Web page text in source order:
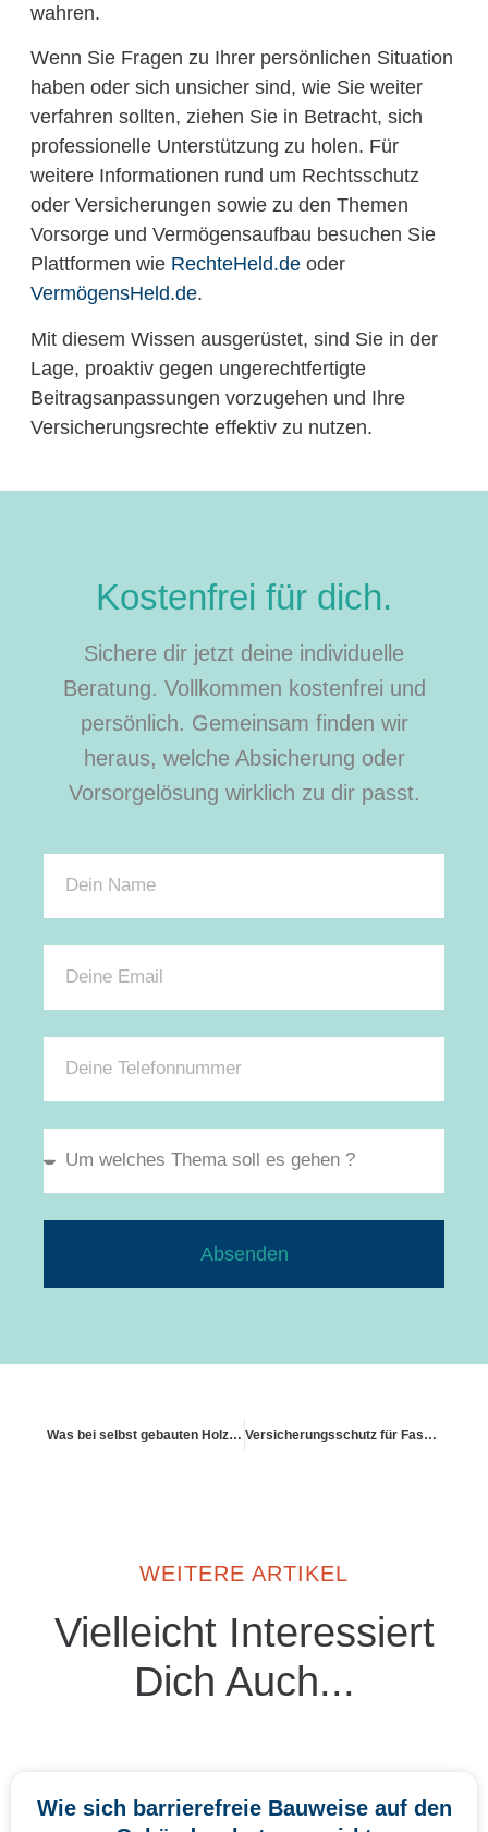
wahren.
Wenn Sie Fragen zu Ihrer persönlichen Situation
haben oder sich unsicher sind, wie Sie weiter
verfahren sollten, ziehen Sie in Betracht, sich
professionelle Unterstützung zu holen. Für
weitere Informationen rund um Rechtsschutz
oder Versicherungen sowie zu den Themen
Vorsorge und Vermögensaufbau besuchen Sie
Plattformen wie RechteHeld.deoder
VermögensHeld.de.
Mit diesem Wissen ausgerüstet, sind Sie in der
Lage, proaktiv gegen ungerechtfertigte
Beitragsanpassungen vorzugehen und Ihre
Versicherungsrechte effektiv zu nutzen.
Kostenfrei für dich.
Sichere dir jetzt deine individuelle
Beratung. Vollkommen kostenfrei und
persönlich. Gemeinsam finden wir
heraus, welche Absicherung oder
Vorsorgelösung wirklich zu dir passt.
Absenden
Was bei selbst gebauten Holzhütten gilt Versicherungsschutz für Fassadenschäden
WEITERE ARTIKEL
Vielleicht Interessiert
Dich Auch...
Wie sich barrierefreie Bauweise auf den